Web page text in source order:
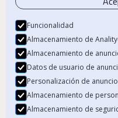
Aviso Legal
Política de privacidad
Política de Cookies
© 2024 Beka Finance. Todos los derechos
Beka Financial Markets Holdings, S.L. –
Funcionalidad
Almacenamiento de
Almacenamiento de
Datos de usuario de
Personalización de
Almacenamiento de
Almacenamiento de